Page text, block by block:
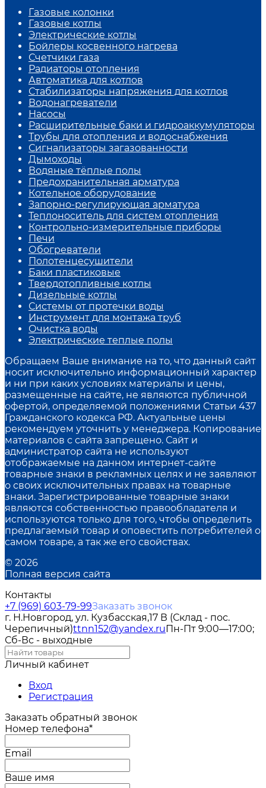
Газовые колонки
Газовые котлы
Электрические котлы
Бойлеры косвенного нагрева
Счетчики газа
Радиаторы отопления
Автоматика для котлов
Стабилизаторы напряжения для котлов
Водонагреватели
Насосы
Расширительные баки и гидроаккумуляторы
Трубы для отопления и водоснабжения
Сигнализаторы загазованности
Дымоходы
Водяные тёплые полы
Предохранительная арматура
Котельное оборудование
Запорно-регулирующая арматура
Теплоноситель для систем отопления
Контрольно-измерительные приборы
Печи
Обогреватели
Полотенцесушители
Баки пластиковые
Твердотопливные котлы
Дизельные котлы
Системы от протечки воды
Инструмент для монтажа труб
Очистка воды
Электрические теплые полы
Обращаем Ваше внимание на то, что данный сайт
носит исключительно информационный характер
и ни при каких условиях материалы и цены,
размещенные на сайте, не являются публичной
офертой, определяемой положениями Статьи 437
Гражданского кодекса РФ. Актуальные цены
рекомендуем уточнить у менеджера. Копирование
материалов с сайта запрещено. Сайт и
администратор сайта не используют
отображаемые на данном интернет-сайте
товарные знаки в рекламных целях и не заявляют
о своих исключительных правах на товарные
знаки. Зарегистрированные товарные знаки
являются собственностью правообладателя и
используются только для того, чтобы определить
предлагаемый товар и оповестить потребителей о
самом товаре, а так же его свойствах.
© 2026
Полная версия сайта
Контакты
+7 (969) 603-79-99Заказать звонок
г. Н.Новгород, ул. Кузбасская,17 В (Склад - пос.
Черепичный)ttnn152@yandex.ruПн-Пт 9:00—17:00;
Сб-Вс - выходные
Личный кабинет
Вход
Регистрация
Заказать обратный звонок
Номер телефона*
Email
Ваше имя